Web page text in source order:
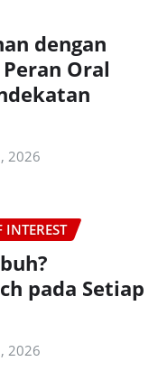
dengan
Oral
2026
pada Setiap
2026